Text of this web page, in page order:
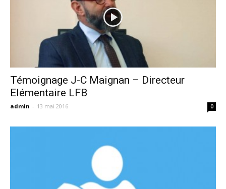
Témoignage J-C Maignan – Directeur
Elémentaire LFB
admin - 13 mai 2016 0